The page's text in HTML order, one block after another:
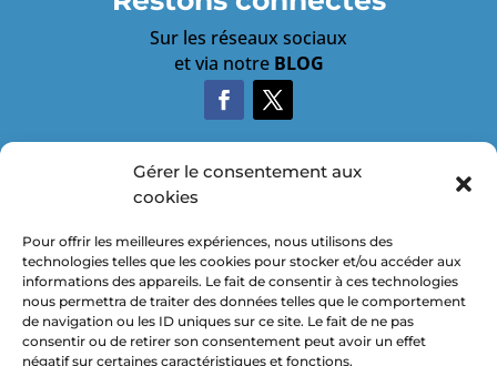
Gérer le consentement aux
cookies
Pour offrir les meilleures expériences, nous utilisons des
technologies telles que les cookies pour stocker et/ou accéder aux
informations des appareils. Le fait de consentir à ces technologies
nous permettra de traiter des données telles que le comportement
de navigation ou les ID uniques sur ce site. Le fait de ne pas
consentir ou de retirer son consentement peut avoir un effet
négatif sur certaines caractéristiques et fonctions.
Sur les réseaux sociaux
et via notre BLOG
